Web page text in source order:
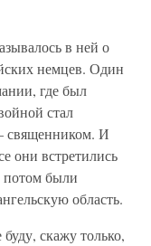
в ней о
немцев. Один
где был
стал
священником. И
они встретились
потом были
область.
скажу только,